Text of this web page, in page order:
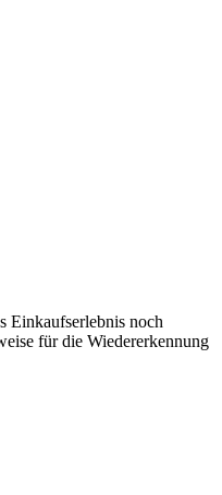
Einkaufserlebnis noch
für die Wiedererkennung